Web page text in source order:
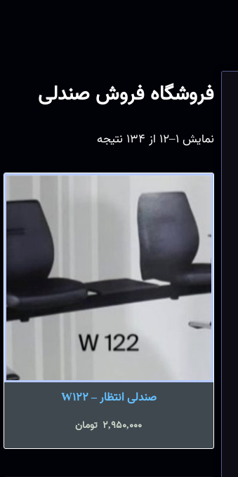
فروشگاه فروش صندلی
نمایش 1–12 از 134 نتیجه
صندلی انتظار – W122
2,950,000 تومان